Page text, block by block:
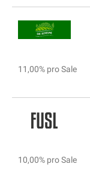
11,00% pro Sale
10,00% pro Sale